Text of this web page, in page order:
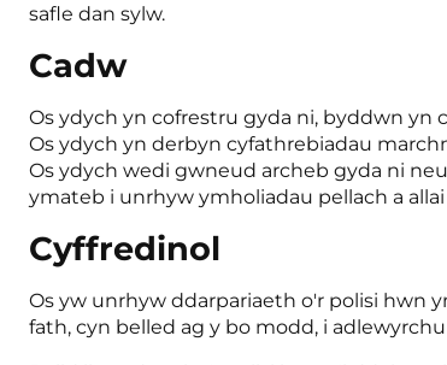
safle dan sylw.
Cadw
Os ydych yn cofrestru gyda ni, byddwn yn
Os ydych yn derbyn cyfathrebiadau
Os ydych wedi gwneud archeb gyda ni
ymateb i unrhyw ymholiadau pellach a
Cyffredinol
Os yw unrhyw ddarpariaeth o'r polisi hwn
fath, cyn belled ag y bo modd, i